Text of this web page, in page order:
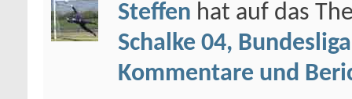
Steffen hat auf das
Schalke 04,
Kommentare und